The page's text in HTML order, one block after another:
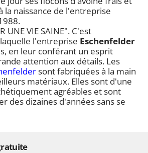
la naissance de l'entreprise
UNE VIE SAINE". C'est
l'entreprise Eschenfelder
en leur conférant un esprit
attention aux détails. Les
sont fabriquées à la main
matériaux. Elles sont d'une
agréables et sont
des dizaines d'années sans se